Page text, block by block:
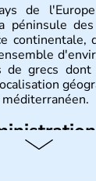
de
péninsule
continentale,
de grecs